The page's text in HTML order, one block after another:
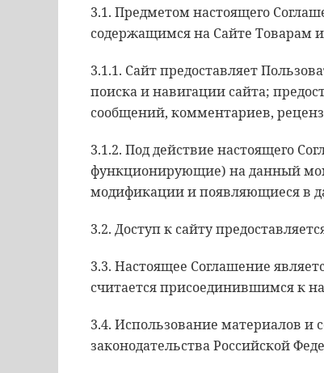
3.1. Предметом настоящего
содержащимся на Сайте Товарам
3.1.1. Сайт предоставляет
поиска и навигации сайта;
сообщений, комментариев,
3.1.2. Под действие настоящего
функционирующие) на данный
модификации и появляющиеся в
3.2. Доступ к сайту
3.3. Настоящее Соглашение
считается присоединившимся к
3.4. Использование материалов и
законодательства Российской